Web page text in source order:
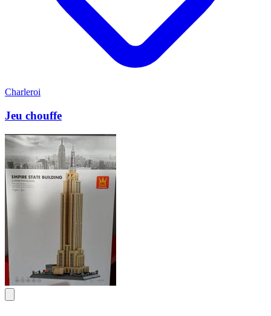
Charleroi
Jeu chouffe